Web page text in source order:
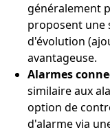
généralement
proposent une
d'évolution
avantageuse.
Alarmes
similaire aux
option de
d'alarme via